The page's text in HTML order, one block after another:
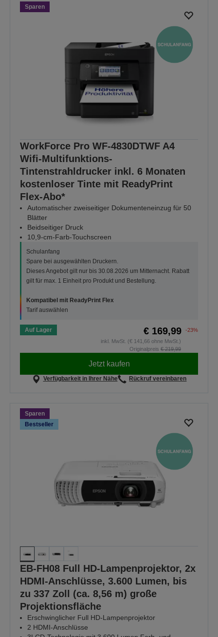
Sparen
WorkForce Pro WF-4830DTWF A4
Wifi-Multifunktions-
Tintenstrahldrucker inkl. 6 Monaten
kostenloser Tinte mit ReadyPrint
Flex-Abo*
Automatischer zweiseitiger Dokumenteneinzug für 50
Blätter
Beidseitiger Druck
10,9-cm-Farb-Touchscreen
Schulanfang
Spare bei ausgewählten Druckern.
Dieses Angebot gilt nur bis 30.08.2026 um Mitternacht. Rabatt
gilt für max. 1 Einheit pro Produkt und Bestellung.
Kompatibel mit ReadyPrint Flex
Tarif auswählen
Auf Lager € 169,99
-23%
inkl. MwSt. (€ 141,66 ohne MwSt.)
Originalpreis € 219,99
Jetzt kaufen
Verfügbarkeit in Ihrer Nähe Rückruf vereinbaren
Sparen
Bestseller
EB-FH08 Full HD-Lampenprojektor, 2x
HDMI-Anschlüsse, 3.600 Lumen, bis
zu 337 Zoll (ca. 8,56 m) große
Projektionsfläche
Erschwinglicher Full HD-Lampenprojektor
2 HDMI-Anschlüsse